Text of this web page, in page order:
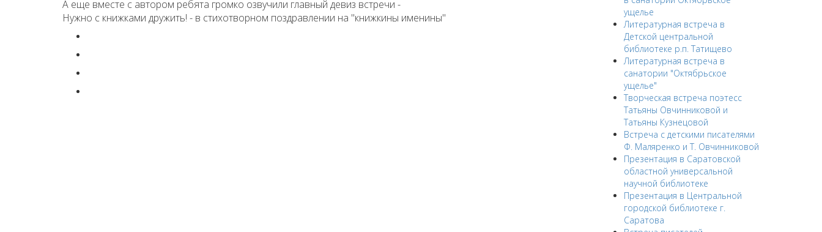
А еще вместе с автором ребята громко озвучили главный девиз встречи -
Нужно с книжками дружить! - в стихотворном поздравлении на "книжкины именины"
ущелье
Литературная встреча в
Детской центральной
библиотеке р.п. Татищево
Литературная встреча в
санатории "Октябрьское
ущелье"
Творческая встреча поэтесс
Татьяны Овчинниковой и
Татьяны Кузнецовой
Встреча с детскими писателями
Ф. Маляренко и Т. Овчинниковой
Презентация в Саратовской
областной универсальной
научной библиотеке
Презентация в Центральной
городской библиотеке г.
Саратова